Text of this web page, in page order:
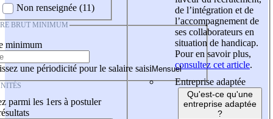
Non renseignée (11)
BRUT MINIMUM
minimum
une périodicité pour le salaire saisi
parmi les 1ers à postuler
de l’intégration et de
l’accompagnement de
ses collaborateurs en
situation de handicap.
Pour en savoir plus,
consultez cet article.
Entreprise adaptée
Qu'est-ce qu'une
entreprise adaptée
?